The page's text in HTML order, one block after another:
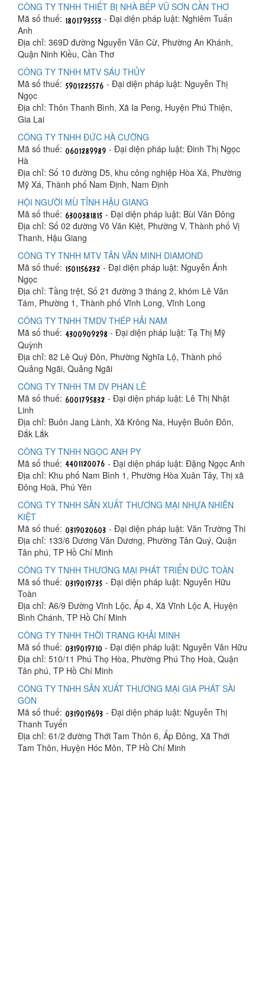
CÔNG TY TNHH THIẾT BỊ NHÀ BẾP VŨ SƠN CẦN THƠ
Mã số thuế:
- Đại diện pháp luật: Nghiêm Tuấn
Anh
Địa chỉ: 369D đường Nguyễn Văn Cừ, Phường An Khánh,
Quận Ninh Kiều, Cần Thơ
CÔNG TY TNHH MTV SÁU THỦY
Mã số thuế:
- Đại diện pháp luật: Nguyễn Thị
Ngọc
Địa chỉ: Thôn Thanh Bình, Xã Ia Peng, Huyện Phú Thiện,
Gia Lai
CÔNG TY TNHH ĐỨC HÀ CƯỜNG
Mã số thuế:
- Đại diện pháp luật: Đinh Thị Ngọc
Hà
Địa chỉ: Số 10 đường D5, khu công nghiệp Hòa Xá, Phường
Mỹ Xá, Thành phố Nam Định, Nam Định
HỘI NGƯỜI MÙ TỈNH HẬU GIANG
Mã số thuế:
- Đại diện pháp luật: Bùi Văn Đông
Địa chỉ: Số 02 đường Võ Văn Kiệt, Phường V, Thành phố Vị
Thanh, Hậu Giang
CÔNG TY TNHH MTV TÂN VĂN MINH DIAMOND
Mã số thuế:
- Đại diện pháp luật: Nguyễn Ánh
Ngọc
Địa chỉ: Tầng trệt, Số 21 đường 3 tháng 2, khóm Lê Văn
Tám, Phường 1, Thành phố Vĩnh Long, Vĩnh Long
CÔNG TY TNHH TMDV THÉP HẢI NAM
Mã số thuế:
- Đại diện pháp luật: Tạ Thị Mỹ
Quỳnh
Địa chỉ: 82 Lê Quý Đôn, Phường Nghĩa Lộ, Thành phố
Quảng Ngãi, Quảng Ngãi
CÔNG TY TNHH TM DV PHAN LÊ
Mã số thuế:
- Đại diện pháp luật: Lê Thị Nhật
Linh
Địa chỉ: Buôn Jang Lành, Xã Krông Na, Huyện Buôn Đôn,
Đắk Lắk
CÔNG TY TNHH NGỌC ANH PY
Mã số thuế:
- Đại diện pháp luật: Đặng Ngọc Anh
Địa chỉ: Khu phố Nam Bình 1, Phường Hòa Xuân Tây, Thị xã
Đông Hoà, Phú Yên
CÔNG TY TNHH SẢN XUẤT THƯƠNG MẠI NHỰA NHIÊN
KIỆT
Mã số thuế:
- Đại diện pháp luật: Văn Trường Thi
Địa chỉ: 133/6 Dương Văn Dương, Phường Tân Quý, Quận
Tân phú, TP Hồ Chí Minh
CÔNG TY TNHH THƯƠNG MẠI PHÁT TRIỂN ĐỨC TOÀN
Mã số thuế:
- Đại diện pháp luật: Nguyễn Hữu
Toàn
Địa chỉ: A6/9 Đường Vĩnh Lộc, Ấp 4, Xã Vĩnh Lộc A, Huyện
Bình Chánh, TP Hồ Chí Minh
CÔNG TY TNHH THỜI TRANG KHẢI MINH
Mã số thuế:
- Đại diện pháp luật: Nguyễn Văn Hữu
Địa chỉ: 510/11 Phú Thọ Hòa, Phường Phú Thọ Hoà, Quận
Tân phú, TP Hồ Chí Minh
CÔNG TY TNHH SẢN XUẤT THƯƠNG MẠI GIA PHÁT SÀI
GÒN
Mã số thuế:
- Đại diện pháp luật: Nguyễn Thị
Thanh Tuyển
Địa chỉ: 61/2 đường Thới Tam Thôn 6, Ấp Đông, Xã Thới
Tam Thôn, Huyện Hóc Môn, TP Hồ Chí Minh